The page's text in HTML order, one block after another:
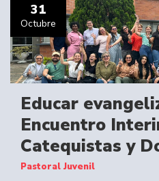
31
Octubre
Educar
Encuentro
Catequistas y
Pastoral Juvenil